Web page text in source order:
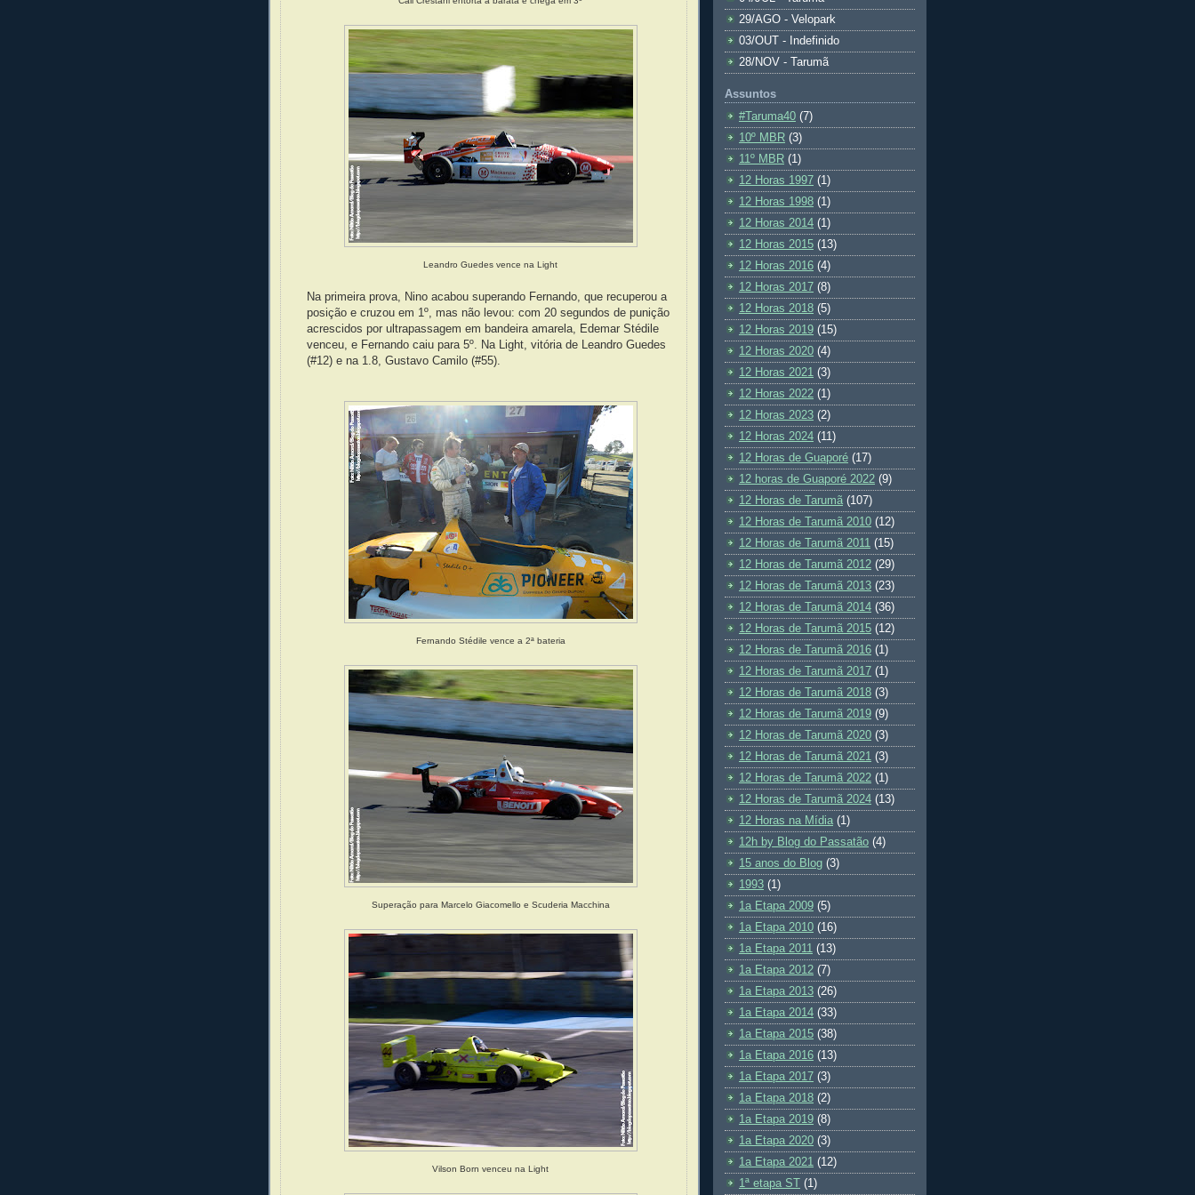
Leandro Guedes vence na Light
Na primeira prova, Nino acabou superando Fernando, que recuperou a
posição e cruzou em 1º, mas não levou: com 20 segundos de punição
acrescidos por ultrapassagem em bandeira amarela, Edemar Stédile
venceu, e Fernando caiu para 5º. Na Light, vitória de Leandro Guedes
(#12) e na 1.8, Gustavo Camilo (#55).
Fernando Stédile vence a 2ª bateria
Superação para Marcelo Giacomello e Scuderia Macchina
Vilson Born venceu na Light
29/AGO - Velopark
03/OUT - Indefinido
28/NOV - Tarumã
Assuntos
#Taruma40 (7)
10º MBR (3)
11º MBR (1)
12 Horas 1997 (1)
12 Horas 1998 (1)
12 Horas 2014 (1)
12 Horas 2015 (13)
12 Horas 2016 (4)
12 Horas 2017 (8)
12 Horas 2018 (5)
12 Horas 2019 (15)
12 Horas 2020 (4)
12 Horas 2021 (3)
12 Horas 2022 (1)
12 Horas 2023 (2)
12 Horas 2024 (11)
12 Horas de Guaporé (17)
12 horas de Guaporé 2022 (9)
12 Horas de Tarumã (107)
12 Horas de Tarumã 2010 (12)
12 Horas de Tarumã 2011 (15)
12 Horas de Tarumã 2012 (29)
12 Horas de Tarumã 2013 (23)
12 Horas de Tarumã 2014 (36)
12 Horas de Tarumã 2015 (12)
12 Horas de Tarumã 2016 (1)
12 Horas de Tarumã 2017 (1)
12 Horas de Tarumã 2018 (3)
12 Horas de Tarumã 2019 (9)
12 Horas de Tarumã 2020 (3)
12 Horas de Tarumã 2021 (3)
12 Horas de Tarumã 2022 (1)
12 Horas de Tarumã 2024 (13)
12 Horas na Mídia (1)
12h by Blog do Passatão (4)
15 anos do Blog (3)
1993 (1)
1a Etapa 2009 (5)
1a Etapa 2010 (16)
1a Etapa 2011 (13)
1a Etapa 2012 (7)
1a Etapa 2013 (26)
1a Etapa 2014 (33)
1a Etapa 2015 (38)
1a Etapa 2016 (13)
1a Etapa 2017 (3)
1a Etapa 2018 (2)
1a Etapa 2019 (8)
1a Etapa 2020 (3)
1a Etapa 2021 (12)
1ª etapa ST (1)